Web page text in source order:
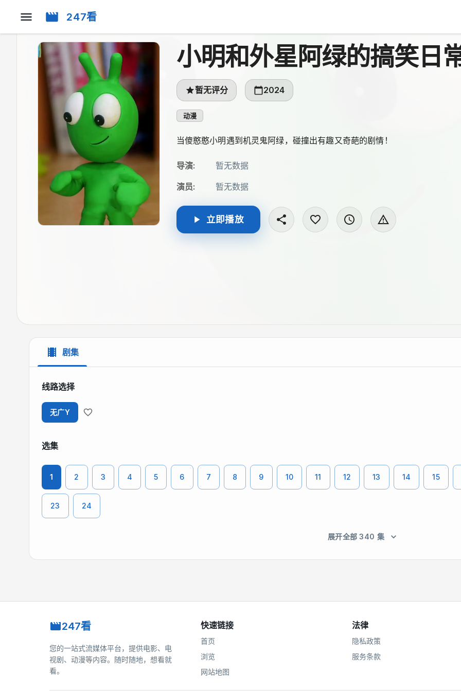
247看
小明和外星阿绿的搞笑日
暂无评分 2024
动漫
当傻憨憨小明遇到机灵鬼阿绿，碰撞出有趣又奇葩的剧情！
导演: 暂无数据
演员: 暂无数据
立即播放
剧集
线路选择
无广Y
选集
1 2 3 4 5 6 7 8 9 10 11 12 13 14 15
23 24
展开全部 340 集
247看
您的一站式流媒体平台，提供电影、电
视剧、动漫等内容。随时随地，想看就
看。
快速链接
首页
浏览
网站地图
法律
隐私政策
服务条款